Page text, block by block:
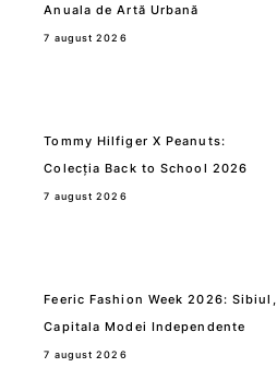
Anuala de Artă Urbană
7 august 2026
Tommy Hilfiger X Peanuts:
Colecția Back to School 2026
7 august 2026
Feeric Fashion Week 2026: Sibiul,
Capitala Modei Independente
7 august 2026